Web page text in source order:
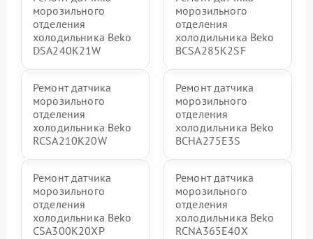
морозильного
отделения
холодильника Beko
DSA240K21W
морозильного
отделения
холодильника Beko
BCSA285K2SF
Ремонт датчика
морозильного
отделения
холодильника Beko
RCSA210K20W
Ремонт датчика
морозильного
отделения
холодильника Beko
BCHA275E3S
Ремонт датчика
морозильного
отделения
холодильника Beko
CSA300K20XP
Ремонт датчика
морозильного
отделения
холодильника Beko
RCNA365E40X